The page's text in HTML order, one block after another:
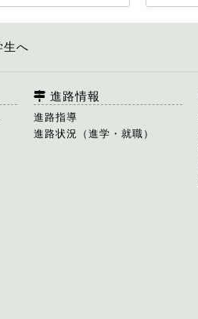
生へ
進路情報
進路指導
進路状況（進学・就職）